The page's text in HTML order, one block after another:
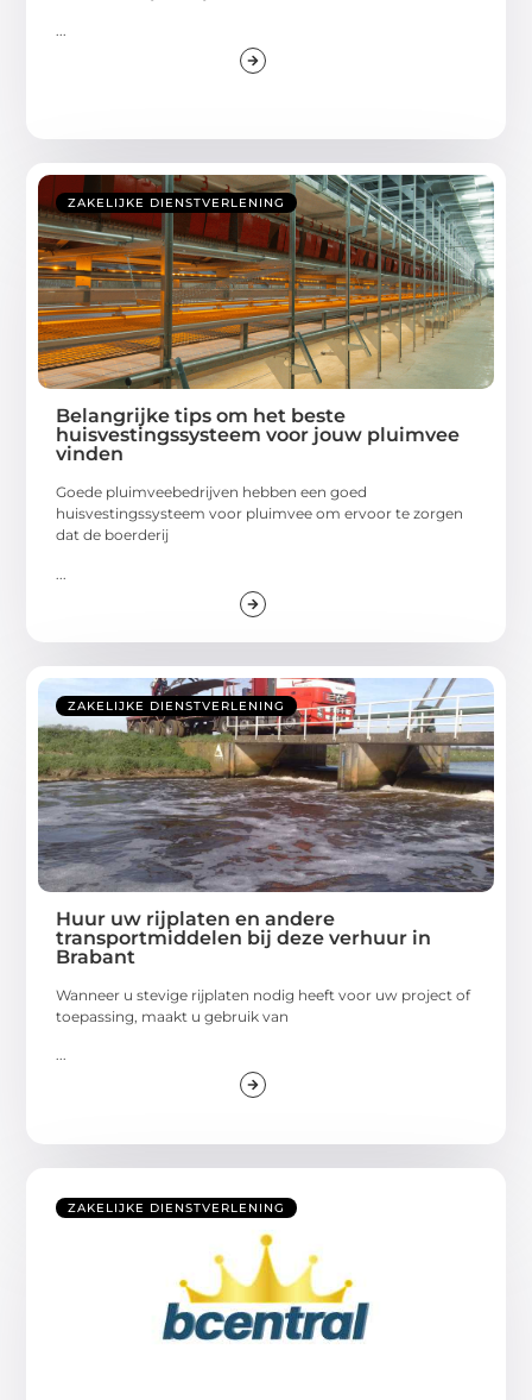
...
ZAKELIJKE DIENSTVERLENING
Belangrijke tips om het beste
huisvestingssysteem voor jouw pluimvee
vinden
Goede pluimveebedrijven hebben een goed
huisvestingssysteem voor pluimvee om ervoor te zorgen
dat de boerderij
ZAKELIJKE DIENSTVERLENING
Huur uw rijplaten en andere
transportmiddelen bij deze verhuur in
Brabant
Wanneer u stevige rijplaten nodig heeft voor uw project of
toepassing, maakt u gebruik van
...
ZAKELIJKE DIENSTVERLENING